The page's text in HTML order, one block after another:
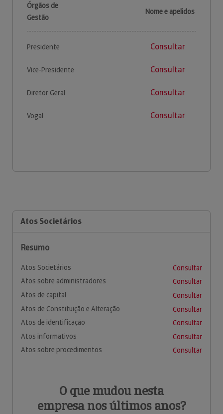
Órgãos de
Gestão
Nome e apelidos
Presidente Consultar
Vice-Presidente Consultar
Diretor Geral Consultar
Vogal Consultar
Atos Societários
Resumo
Atos Societários
Consultar
Atos sobre administradores
Consultar
Atos de capital
Consultar
Atos de Constituição e Alteração
Consultar
Atos de identificação
Consultar
Atos informativos
Consultar
Atos sobre procedimentos
Consultar
O que mudou nesta
empresa nos últimos anos?